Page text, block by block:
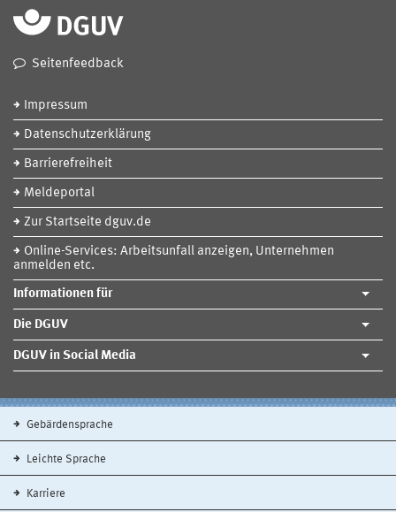
Seitenfeedback
Impressum
Datenschutzerklärung
Barrierefreiheit
Meldeportal
Zur Startseite dguv.de
Online-Services: Arbeitsunfall anzeigen, Unternehmen
anmelden etc.
Informationen für
Die DGUV
DGUV in Social Media
Gebärdensprache
Leichte Sprache
Karriere